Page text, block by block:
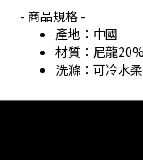
- 商品規格 -
產地：中國
材質：尼龍
洗滌：可冷水